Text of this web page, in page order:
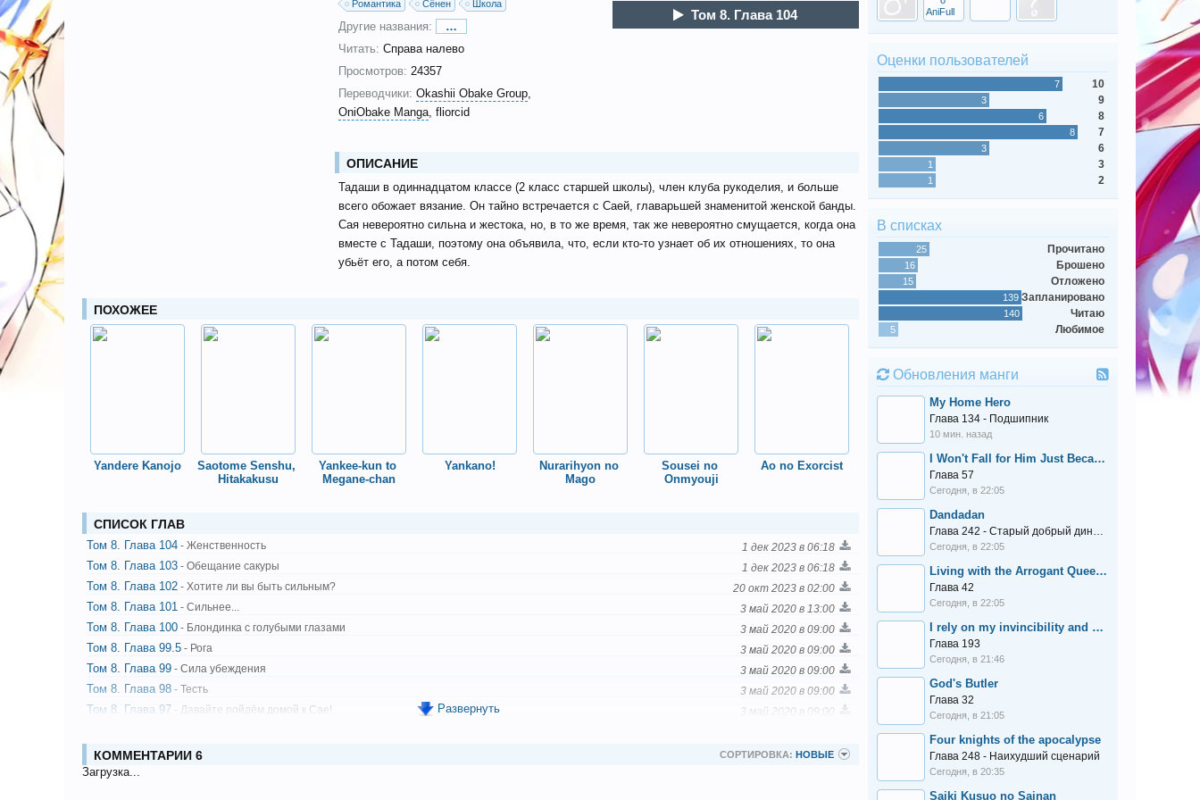
Романтика
Сёнен Школа
Другие названия:
…
Читать: Справа налево
Просмотров: 24357
Переводчики: Okashii Obake Group
OniObake Manga fliorcid
Том 8. Глава 104
ОПИСАНИЕ
Тадаши в одиннадцатом классе (2 класс старшей школы), член клуба рукоделия, и больше
всего обожает вязание. Он тайно встречается с Саей, главарьшей знаменитой женской банды.
Сая невероятно сильна и жестока, но, в то же время, так же невероятно смущается, когда она
вместе с Тадаши, поэтому она объявила, что, если кто-то узнает об их отношениях, то она
убьёт его, а потом себя.
ПОХОЖЕЕ
Yandere Kanojo
Saotome Senshu,
Hitakakusu
Yankee-kun to
Megane-chan
Yankano!
Nurarihyon no
Mago
Sousei no
Onmyouji
Ao no Exorcist
СПИСОК ГЛАВ
1 дек 2023 в 06:18
Том 8. Глава 104 - Женственность
1 дек 2023 в 06:18
Том 8. Глава 103 - Обещание сакуры
20 окт 2023 в 02:00
Том 8. Глава 102 - Хотите ли вы быть сильным?
3 май 2020 в 13:00
Том 8. Глава 101 - Сильнее...
3 май 2020 в 09:00
Том 8. Глава 100 - Блондинка с голубыми глазами
3 май 2020 в 09:00
Том 8. Глава 99.5 - Рога
3 май 2020 в 09:00
Том 8. Глава 99 - Сила убеждения
3 май 2020 в 09:00
Том 8. Глава 98 - Тесть
3 май 2020 в 09:00
Том 8. Глава 97 - Давайте пойдём домой к Сае!
3 май 2020 в 09:00
Том 8. Глава 95- Ответственность
Том 8. Глава 94
Развернуть
КОММЕНТАРИИ 6 СОРТИРОВКА: НОВЫЕ
Загрузка...
Оценки пользователей
10
7
9
3
8
6
7
8
6
3
3
1
2
1
В списках
Прочитано
25
Брошено
16
Отложено
15
Запланировано
139
Читаю
140
Любимое
5
Обновления манги
My Home Hero
Глава 134 - Подшипник
10 мин. назад
I Won't Fall for Him Just Because of His Face
Глава 57
Сегодня, в 22:05
Dandadan
Глава 242 - Старый добрый динозавр
Сегодня, в 22:05
Living with the Arrogant Queen from High School is Surprisingly Not Uncomfortable
Глава 42
Сегодня, в 22:05
I rely on my invincibility and passiveness to deal tons of damage!
Глава 193
Сегодня, в 21:46
God's Butler
Глава 32
Сегодня, в 21:05
Four knights of the apocalypse
Глава 248 - Наихудший сценарий
Сегодня, в 20:35
Saiki Kusuo no Sainan